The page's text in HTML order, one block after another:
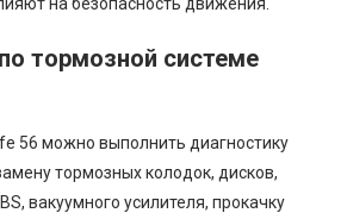
тормозной системе
56 можно выполнить диагностику
тормозных колодок, дисков,
вакуумного усилителя, прокачку